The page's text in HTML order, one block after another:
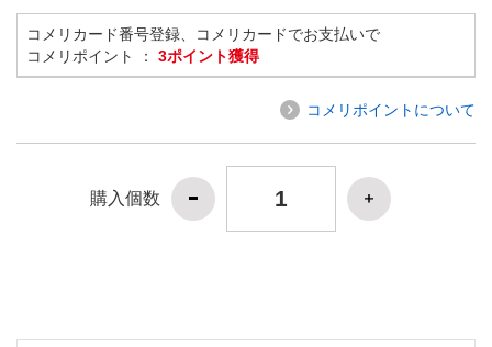
コメリカード番号登録、コメリカードでお支払いで
コメリポイント ： 3ポイント獲得
コメリポイントについて
購入個数